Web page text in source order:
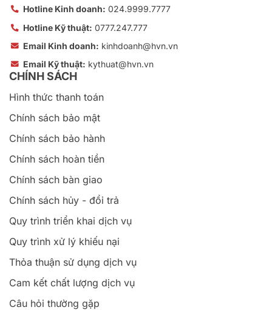
Hotline Kinh doanh: 024.9999.7777
Hotline Kỹ thuật: 0777.247.777
Email Kinh doanh: kinhdoanh@hvn.vn
Email Kỹ thuật: kythuat@hvn.vn
CHÍNH SÁCH
Hình thức thanh toán
Chính sách bảo mật
Chính sách bảo hành
Chính sách hoàn tiền
Chính sách bàn giao
Chính sách hủy - đổi trả
Quy trình triển khai dịch vụ
Quy trình xử lý khiếu nại
Thỏa thuận sử dụng dịch vụ
Cam kết chất lượng dịch vụ
Câu hỏi thường gặp